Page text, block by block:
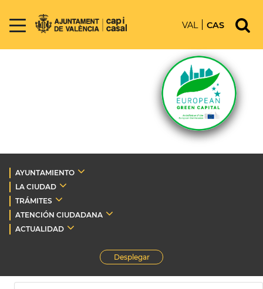
VAL CAS
AYUNTAMIENTO
LA CIUDAD
TRÁMITES
ATENCIÓN CIUDADANA
ACTUALIDAD
Desplegar